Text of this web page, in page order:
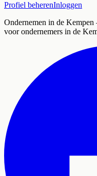
Profiel beherenInloggen
Ondernemen in de Kempen
voor ondernemers in de